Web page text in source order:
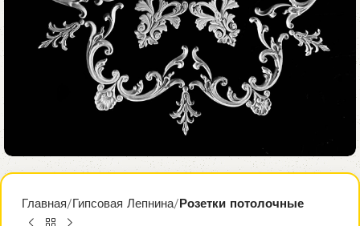
Главная Гипсовая Лепнина Розетки потолочные